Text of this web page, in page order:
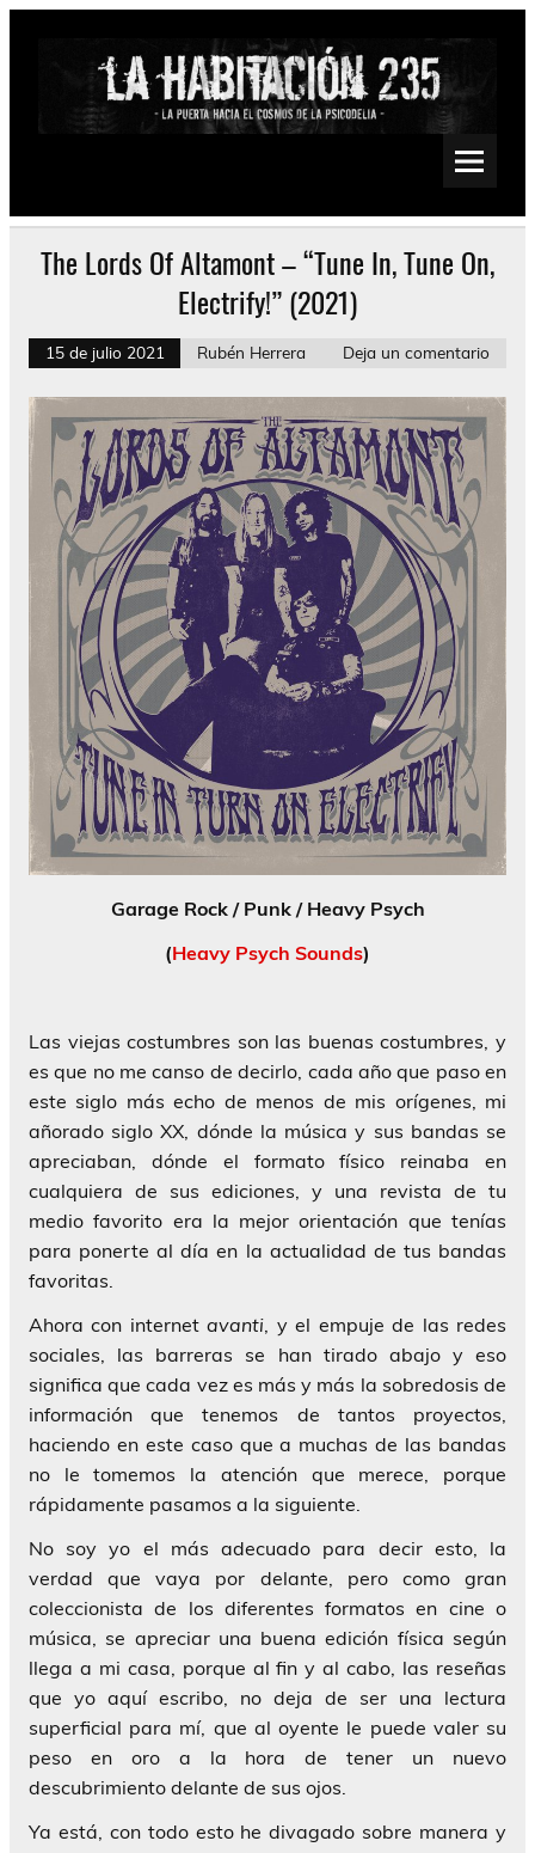
Saltar
Psychedelic, Stoner, Doom, Sludge, Fuzz, Space, Drone
The Lords Of Altamont – “Tune In, Tune On,
Electrify!” (2021)
15 de julio 2021 Rubén Herrera Deja un comentario
Garage Rock / Punk / Heavy Psych
(Heavy Psych Sounds)
Las viejas costumbres son las buenas costumbres, y
es que no me canso de decirlo, cada año que paso en
este siglo más echo de menos de mis orígenes, mi
añorado siglo XX, dónde la música y sus bandas se
apreciaban, dónde el formato físico reinaba en
cualquiera de sus ediciones, y una revista de tu
medio favorito era la mejor orientación que tenías
para ponerte al día en la actualidad de tus bandas
favoritas.
Ahora con internetavanti , y el empuje de las redes
sociales, las barreras se han tirado abajo y eso
significa que cada vez es más y más la sobredosis de
información que tenemos de tantos proyectos,
haciendo en este caso que a muchas de las bandas
no le tomemos la atención que merece, porque
rápidamente pasamos a la siguiente.
No soy yo el más adecuado para decir esto, la
verdad que vaya por delante, pero como gran
coleccionista de los diferentes formatos en cine o
música, se apreciar una buena edición física según
llega a mi casa, porque al fin y al cabo, las reseñas
que yo aquí escribo, no deja de ser una lectura
superficial para mí, que al oyente le puede valer su
peso en oro a la hora de tener un nuevo
descubrimiento delante de sus ojos.
Ya está, con todo esto he divagado sobre manera y